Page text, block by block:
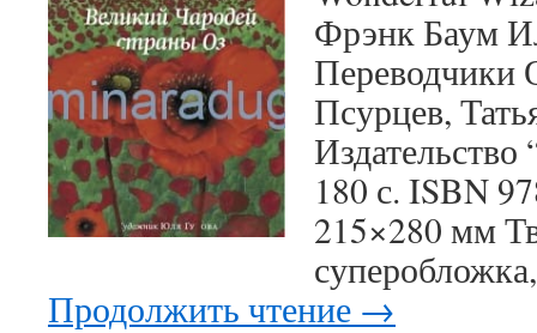
Фрэнк Баум
Переводчики
Псурцев,
180 с. ISBN
215×280 мм
Продолжить чтение →